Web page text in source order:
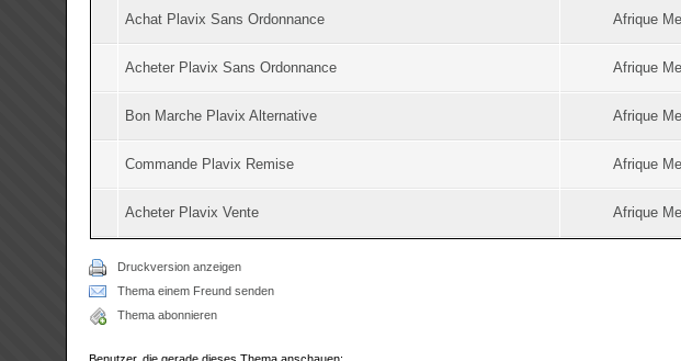
Achat Plavix Sans Ordonnance Afrique
Acheter Plavix Sans Ordonnance Afrique
Bon Marche Plavix Alternative Afrique
Commande Plavix Remise Afrique
Acheter Plavix Vente Afrique
Druckversion anzeigen
Thema einem Freund senden
Thema abonnieren